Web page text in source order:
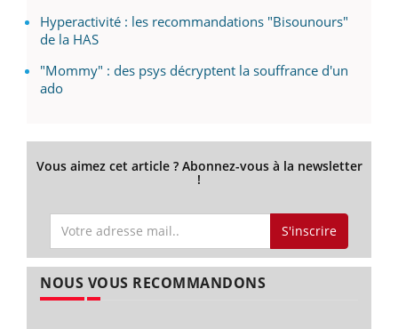
Hyperactivité : les recommandations "Bisounours"
de la HAS
"Mommy" : des psys décryptent la souffrance d'un
ado
Vous aimez cet article ? Abonnez-vous à la newsletter
!
S'inscrire
NOUS VOUS RECOMMANDONS